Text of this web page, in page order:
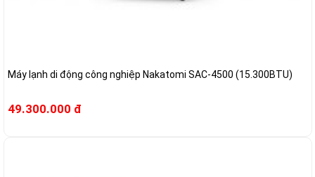
Máy lạnh di động công nghiệp Nakatomi SAC-4500 (15.300BTU)
49.300.000 đ